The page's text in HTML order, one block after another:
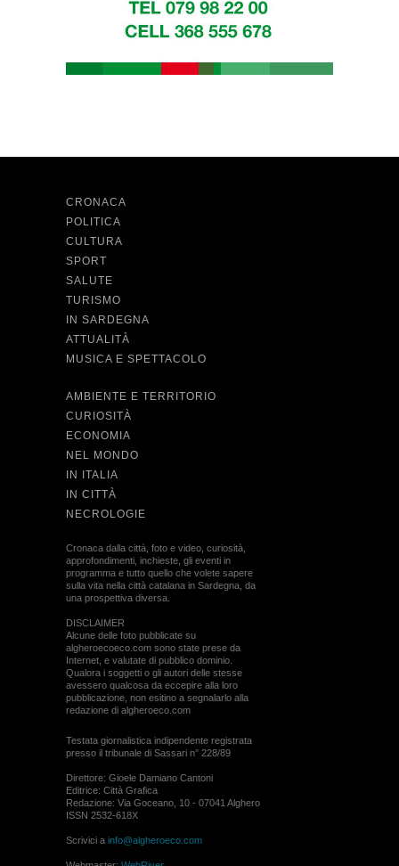
CRONACA
POLITICA
CULTURA
SPORT
SALUTE
TURISMO
IN SARDEGNA
ATTUALITÀ
MUSICA E SPETTACOLO
AMBIENTE E TERRITORIO
CURIOSITÀ
ECONOMIA
NEL MONDO
IN ITALIA
IN CITTÀ
NECROLOGIE
Cronaca dalla città, foto e video, curiosità,
approfondimenti, inchieste, gli eventi in
programma e tutto quello che volete sapere
sulla vita nella città catalana in Sardegna, da
una prospettiva diversa.
DISCLAIMER
Alcune delle foto pubblicate su
algheroecoeco.com sono state prese da
Internet, e valutate di pubblico dominio.
Qualora i soggetti o gli autori delle stesse
avessero qualcosa da eccepire alla loro
pubblicazione, non esitino a segnalarlo alla
redazione di algheroeco.com
Testata giornalistica indipendente registrata
presso il tribunale di Sassari n° 228/89
Direttore: Gioele Damiano Cantoni
Editrice: Città Grafica
Redazione: Via Goceano, 10 - 07041 Alghero
ISSN 2532-618X
Scrivici a info@algheroeco.com